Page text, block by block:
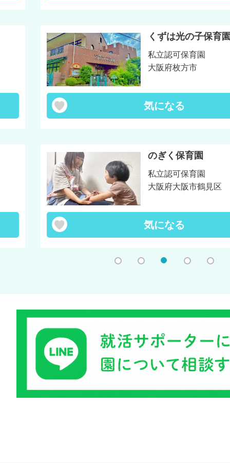
くずは光の子保育
私立認可保育園
大阪府枚方市
気になる
のぎく保育園
私立認可保育園
大阪府大阪市鶴見区
気になる